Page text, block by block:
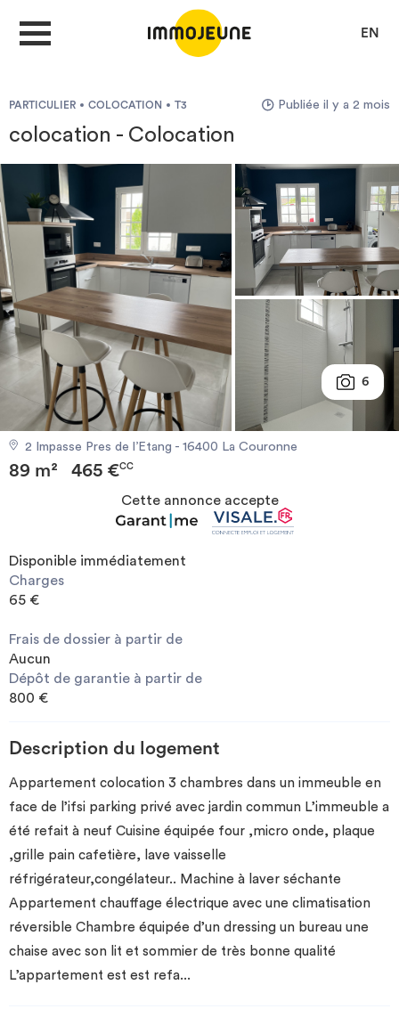
EN
DÉPOSER UNE ANNONCE
Je cherche un logement
Je propose un bien
Villes
Investir
Blog
PARTICULIER COLOCATION T3 Publiée il y a 2 mois
colocation - Colocation
6
2 Impasse Pres de l’Etang - 16400 La Couronne
89 m² 465 €CC
Cette annonce accepte
Disponible immédiatement
Charges
65 €
Frais de dossier à partir de
Aucun
Dépôt de garantie à partir de
800 €
Description du logement
Appartement colocation 3 chambres dans un immeuble en
face de l’ifsi parking privé avec jardin commun L’immeuble a
été refait à neuf Cuisine équipée four ,micro onde, plaque
,grille pain cafetière, lave vaisselle
réfrigérateur,congélateur.. Machine à laver séchante
Appartement chauffage électrique avec une climatisation
réversible Chambre équipée d’un dressing un bureau une
chaise avec son lit et sommier de très bonne qualité
L’appartement est est refa...